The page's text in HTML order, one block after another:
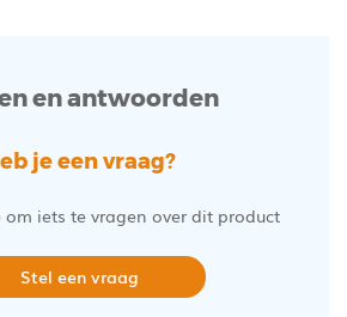
en antwoorden
je een vraag?
om iets te vragen over dit product
Stel een vraag